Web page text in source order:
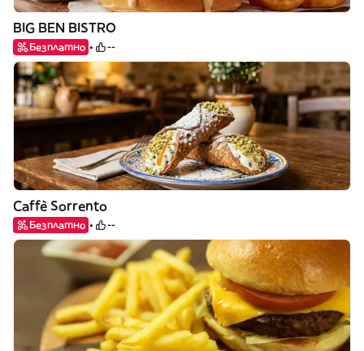
BIG BEN BISTRO
Безплатно --
Caffè Sorrento
Безплатно --